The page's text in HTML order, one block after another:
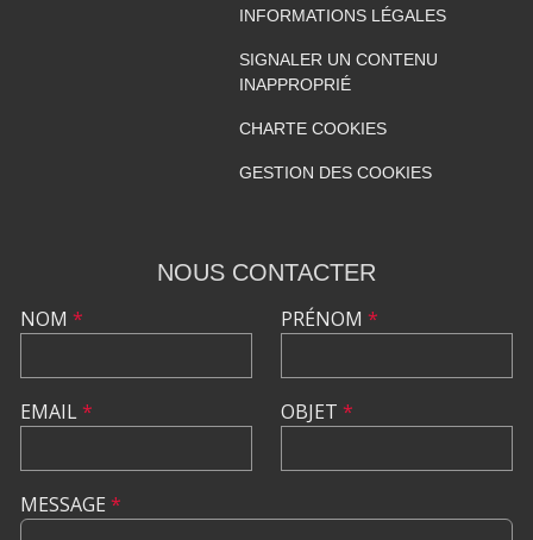
INFORMATIONS LÉGALES
SIGNALER UN CONTENU
INAPPROPRIÉ
CHARTE COOKIES
GESTION DES COOKIES
NOUS CONTACTER
NOM *
EMAIL*
PRÉNOM *
OBJET *
MESSAGE *